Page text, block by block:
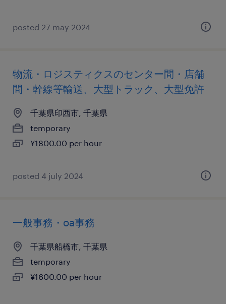
posted 27 may 2024
物流・ロジスティクスのセンター間・店舗
間・幹線等輸送、大型トラック、大型免許
千葉県印西市, 千葉県
temporary
¥1800.00 per hour
posted 4 july 2024
一般事務・oa事務
千葉県船橋市, 千葉県
temporary
¥1600.00 per hour